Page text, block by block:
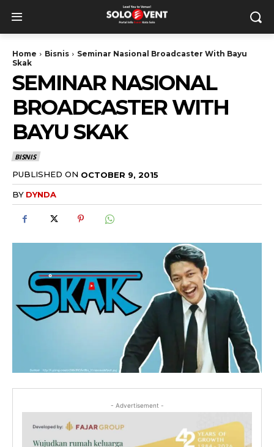
Home Bisnis
Seminar Nasional Broadcaster With Bayu
Skak
SEMINAR NASIONAL
BROADCASTER WITH
BAYU SKAK
BISNIS
PUBLISHED ON OCTOBER 9, 2015
BY DYNDA
- Advertisement -